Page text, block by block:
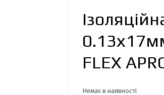
FLEX
Немає в наявності